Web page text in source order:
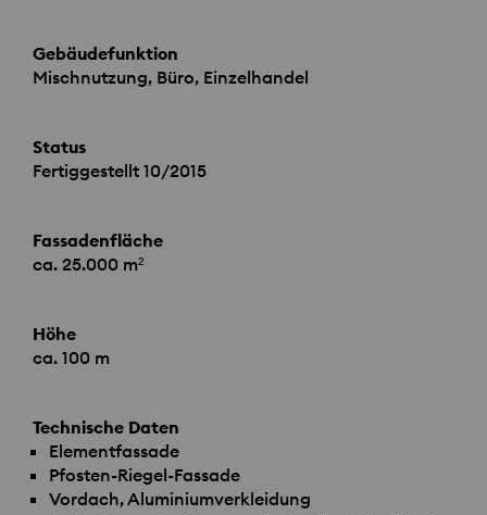
Gebäudefunktion
Mischnutzung, Büro, Einzelhandel
Status
Fertiggestellt 10/2015
Fassadenfläche
ca. 25.000 m²
Höhe
ca. 100 m
Technische Daten
Elementfassade
Pfosten-Riegel-Fassade
Vordach, Aluminiumverkleidung